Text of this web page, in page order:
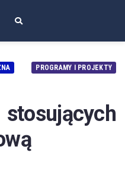
PROGRAMY I PROJEKTY